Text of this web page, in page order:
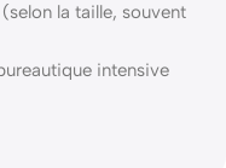
la taille, souvent
intensive